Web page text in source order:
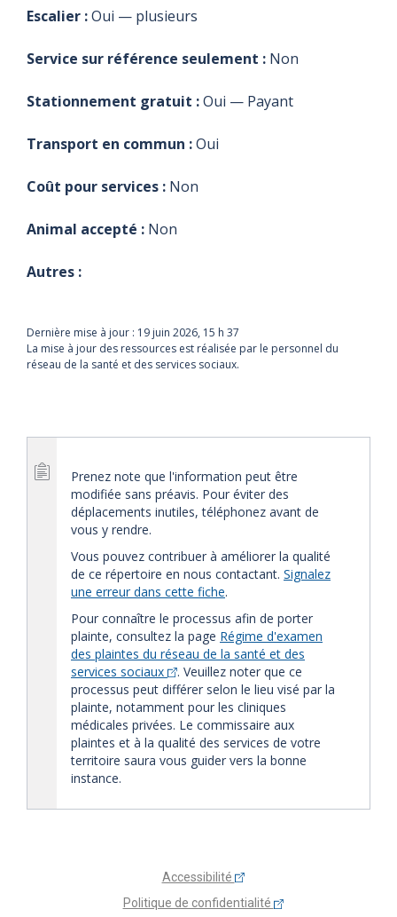
Escalier :Oui — plusieurs
Service sur référence seulement : Non
Stationnement gratuit :Oui — Payant
Transport en commun :Oui
Coût pour services : Non
Animal accepté : Non
Autres :
Dernière mise à jour : 19 juin 2026, 15 h 37
La mise à jour des ressources est réalisée par le personnel du
réseau de la santé et des services sociaux.
Prenez note que l'information peut être
modifiée sans préavis. Pour éviter des
déplacements inutiles, téléphonez avant de
vous y rendre.
Vous pouvez contribuer à améliorer la qualité
de ce répertoire en nous contactant. Signalez
une erreur dans cette fiche.
Pour connaître le processus afin de porter
plainte, consultez la page Régime d'examen
des plaintes du réseau de la santé et des
services sociaux
. Veuillez noter que ce
processus peut différer selon le lieu visé par la
plainte, notamment pour les cliniques
médicales privées. Le commissaire aux
plaintes et à la qualité des services de votre
territoire saura vous guider vers la bonne
instance.
Accessibilité
Politique de confidentialité